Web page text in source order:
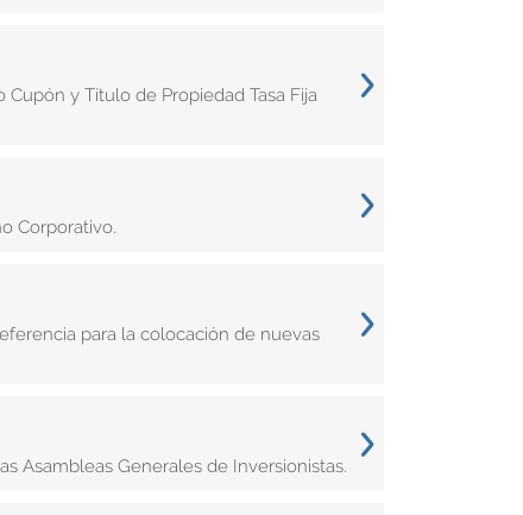
y Título de Propiedad Tasa Fija
Corporativo.
para la colocación de nuevas
Asambleas Generales de Inversionistas.